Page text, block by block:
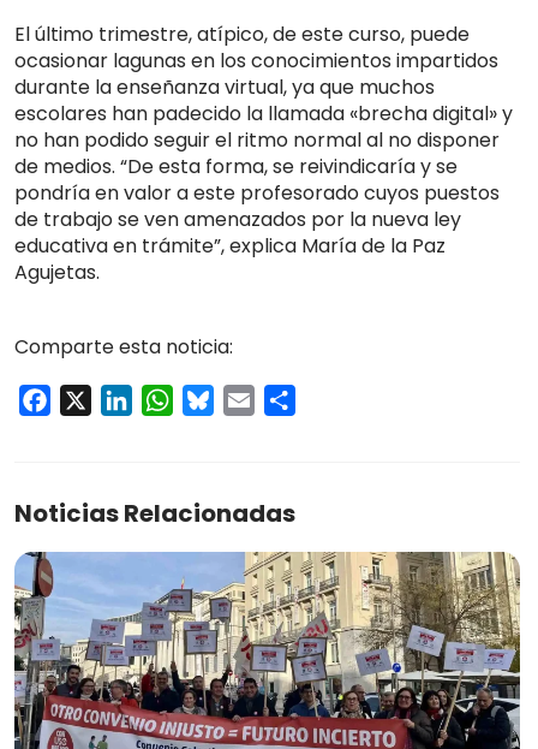
El último trimestre, atípico, de este curso, puede
ocasionar lagunas en los conocimientos impartidos
durante la enseñanza virtual, ya que muchos
escolares han padecido la llamada «brecha digital» y
no han podido seguir el ritmo normal al no disponer
de medios. “De esta forma, se reivindicaría y se
pondría en valor a este profesorado cuyos puestos
de trabajo se ven amenazados por la nueva ley
educativa en trámite”, explica María de la Paz
Agujetas.
Comparte esta noticia:
Facebook LinkedInWhatsApp
Bluesky
Email
Noticias Relacionadas